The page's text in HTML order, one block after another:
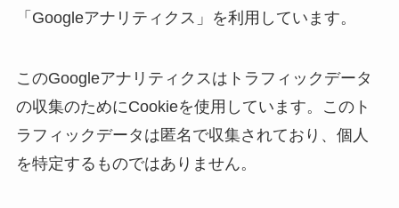
「Googleアナリティクス」を利用しています。
このGoogleアナリティクスはトラフィックデータ
の収集のためにCookieを使用しています。このト
ラフィックデータは匿名で収集されており、個人
を特定するものではありません。